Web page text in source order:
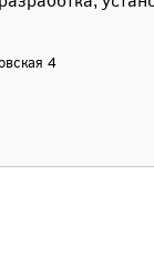
4